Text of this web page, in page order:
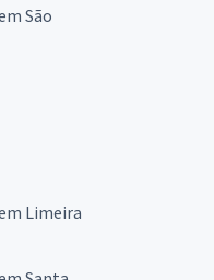
São
Limeira